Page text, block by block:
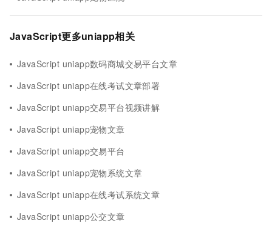
JavaScript更多uniapp相关
JavaScript uniapp数码商城交易平台文章
JavaScript uniapp在线考试文章部署
JavaScript uniapp交易平台视频讲解
JavaScript uniapp宠物文章
JavaScript uniapp交易平台
JavaScript uniapp宠物系统文章
JavaScript uniapp在线考试系统文章
JavaScript uniapp公交文章